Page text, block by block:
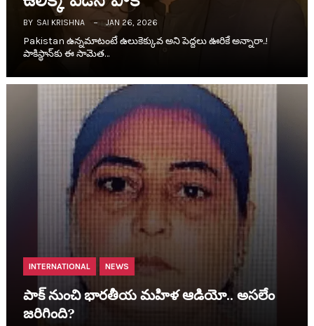
BY SAI KRISHNA JAN 26, 2026
Pakistan ఉన్న‌మాటంటే ఉలుకెక్కువ అని పెద్ద‌లు ఊరికే అన్నారా..!
పాకిస్థాన్‌కు ఈ సామెత…
INTERNATIONAL NEWS
పాక్ నుంచి భార‌తీయ మ‌హిళ ఆడియో.. అస‌లేం
జ‌రిగింది?